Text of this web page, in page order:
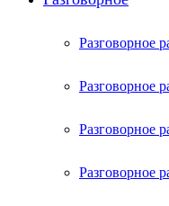
Разговорное
Разговорное
Разговорное
Разговорное